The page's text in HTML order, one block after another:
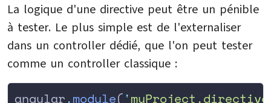
La logique d'une directive peut être un pénible
à tester. Le plus simple est de l'externaliser
dans un controller dédié, que l'on peut tester
comme un controller classique :
angular.module('